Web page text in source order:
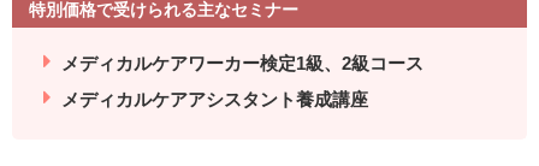
特別価格で受けられる主なセミナー
メディカルケアワーカー検定1級、2級コース
メディカルケアアシスタント養成講座